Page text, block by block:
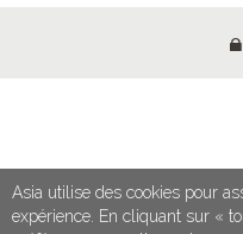
Asia utilise des cookies pour
expérience. En cliquant sur «